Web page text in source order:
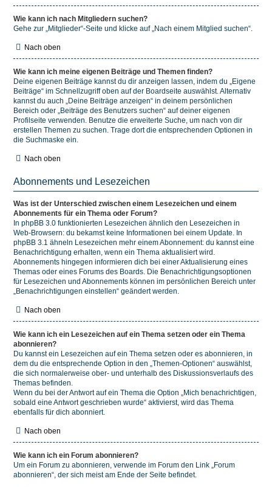
Wie kann ich nach Mitgliedern suchen?
Gehe zur „Mitglieder“-Seite und klicke auf „Nach einem Mitglied suchen“.
Nach oben
Wie kann ich meine eigenen Beiträge und Themen finden?
Deine eigenen Beiträge kannst du dir anzeigen lassen, indem du „Eigene
Beiträge“ im Schnellzugriff oben auf der Boardseite auswählst. Alternativ
kannst du auch „Deine Beiträge anzeigen“ in deinem persönlichen
Bereich oder „Beiträge des Benutzers suchen“ auf deiner eigenen
Profilseite verwenden. Benutze die erweiterte Suche, um nach von dir
erstellen Themen zu suchen. Trage dort die entsprechenden Optionen in
die Suchmaske ein.
Nach oben
Abonnements und Lesezeichen
Was ist der Unterschied zwischen einem Lesezeichen und einem
Abonnements für ein Thema oder Forum?
In phpBB 3.0 funktionierten Lesezeichen ähnlich den Lesezeichen in
Web-Browsern: du bekamst keine Informationen bei einem Update. In
phpBB 3.1 ähneln Lesezeichen mehr einem Abonnement: du kannst eine
Benachrichtigung erhalten, wenn ein Thema aktualisiert wird.
Abonnements hingegen informieren dich bei einer Aktualisierung eines
Themas oder eines Forums des Boards. Die Benachrichtigungsoptionen
für Lesezeichen und Abonnements können im persönlichen Bereich unter
„Benachrichtigungen einstellen“ geändert werden.
Nach oben
Wie kann ich ein Lesezeichen auf ein Thema setzen oder ein Thema
abonnieren?
Du kannst ein Lesezeichen auf ein Thema setzen oder es abonnieren, in
dem du die entsprechende Option in den „Themen-Optionen“ auswählst,
die sich normalerweise ober- und unterhalb des Diskussionsverlaufs des
Themas befinden.
Wenn du bei der Antwort auf ein Thema die Option „Mich benachrichtigen,
sobald eine Antwort geschrieben wurde“ aktivierst, wird das Thema
ebenfalls für dich abonniert.
Nach oben
Wie kann ich ein Forum abonnieren?
Um ein Forum zu abonnieren, verwende im Forum den Link „Forum
abonnieren“, der sich meist am Ende der Seite befindet.